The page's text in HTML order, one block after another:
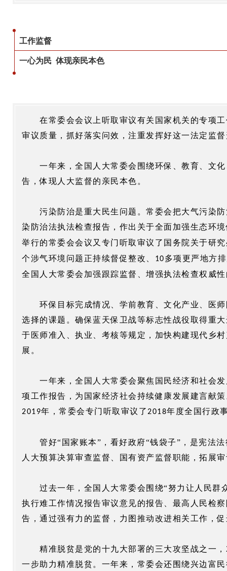
工作监督
一心为民 体现亲民本色
在常委会会议上听取审议有关国家机关的专项
审议质量，抓好落实问效，注重发挥好这一法定监
一年来，全国人大常委会围绕环保、教育、文
告，体现人大监督的亲民本色。
污染防治是重大民生问题。常委会把大气污染
染防治法执法检查报告，作出关于全面加强生态环
举行的常委会会议又专门听取审议了国务院关于研
个涉气环境问题正持续督促整改、 10多项更严地方
全国人大常委会加强跟踪监督、增强执法检查权威
环保目标完成情况、学前教育、文化产业、医
选择的课题。确保蓝天保卫战等标志性战役取得重
于医师准入、执业、考核等规定，加快构建现代乡
展。
一年来，全国人大常委会聚焦国民经济和社会
项工作报告，为国家经济社会持续健康发展建言献
2019年，常委会专门听取审议了 2018年度全国行政
管好“国家账本”，看好政府“钱袋子”，是宪法
人大预算决算审查监督、国有资产监督职能，拓展
过去一年，全国人大常委会围绕“努力让人民群
执行难工作情况报告审议意见的报告、最高人民检
告，通过强有力的监督，力图推动改进相关工作，
精准脱贫是党的十九大部署的三大攻坚战之一，
一步助力精准脱贫。一年来，常委会还围绕兴边富